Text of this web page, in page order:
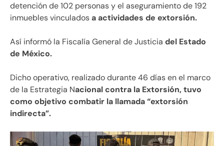
detención de 102 personas y el aseguramiento de 192
inmuebles vinculadosa actividades de extorsión.
Así informó la Fiscalía General de Justicia del Estado
de México.
Dicho operativo, realizado durante 46 días en el marco
de la Estrategia Nacional contra la Extorsión, tuvo
como objetivo combatir la llamada “extorsión
indirecta”.